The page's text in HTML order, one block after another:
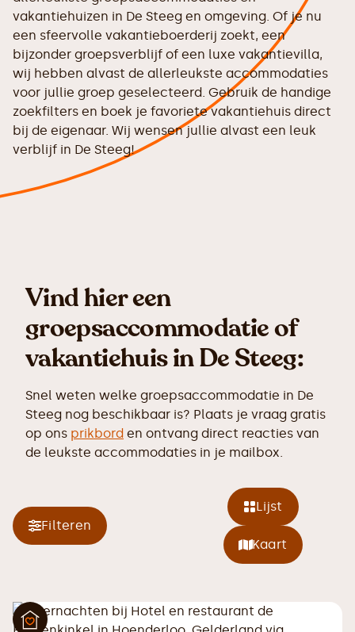
vakantiehuizen in De Steeg en omgeving. Of je nu
een sfeervolle vakantieboerderij zoekt, een
bijzonder groepsverblijf of een luxe vakantievilla,
wij hebben alvast de allerleukste accommodaties
voor jullie groep geselecteerd. Gebruik de handige
zoekfilters en boek je favoriete vakantiehuis direct
bij de eigenaar. Wij wensen jullie alvast een leuk
verblijf in De Steeg!
Vind hier een
groepsaccommodatie of
vakantiehuis in De Steeg:
Snel weten welke groepsaccommodatie in De
Steeg nog beschikbaar is? Plaats je vraag gratis
op ons prikbord en ontvang direct reacties van
de leukste accommodaties in je mailbox.
Filteren
Lijst
Kaart